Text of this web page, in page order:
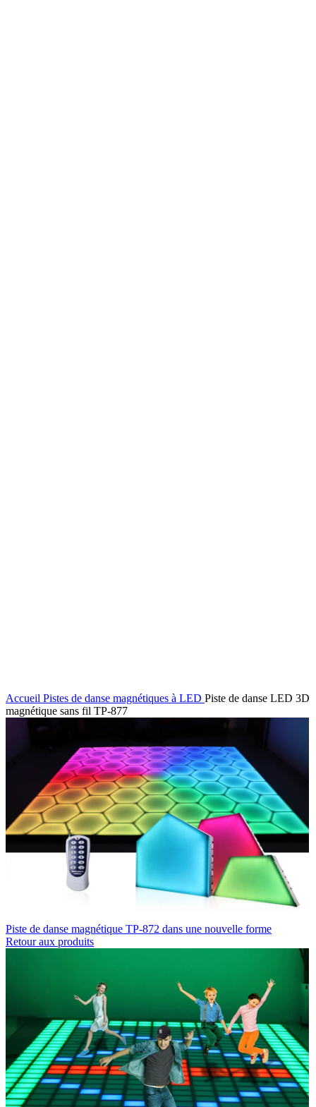
Accueil Pistes de danse magnétiques à LED Piste de danse LED 3D
magnétique sans fil TP-877
Piste de danse magnétique TP-872 dans une nouvelle forme
Retour aux produits